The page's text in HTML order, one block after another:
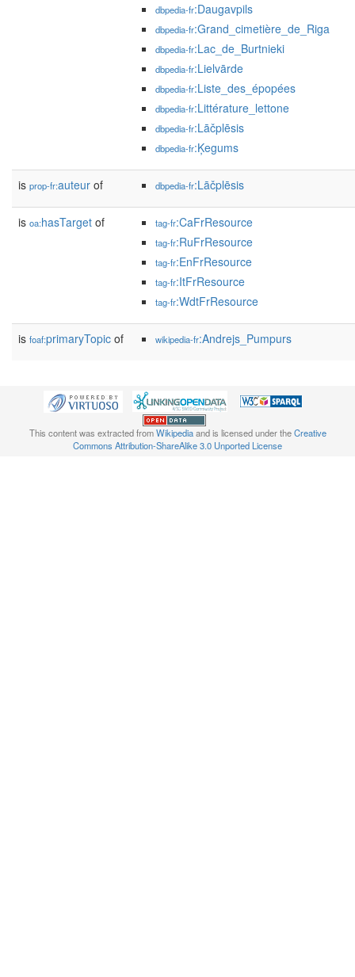
dbpedia-fr:Daugavpils
dbpedia-fr:Grand_cimetière_de_Riga
dbpedia-fr:Lac_de_Burtnieki
dbpedia-fr:Lielvārde
dbpedia-fr:Liste_des_épopées
dbpedia-fr:Littérature_lettone
dbpedia-fr:Lāčplēsis
dbpedia-fr:Ķegums
is prop-fr:auteur of dbpedia-fr:Lāčplēsis
is oa:hasTarget of tag-fr:CaFrResource
tag-fr:RuFrResource
tag-fr:EnFrResource
tag-fr:ItFrResource
tag-fr:WdtFrResource
is foaf:primaryTopic of wikipedia-fr:Andrejs_Pumpurs
This content was extracted fromWikipediaand is licensed under theCreative
Commons Attribution-ShareAlike 3.0 Unported License